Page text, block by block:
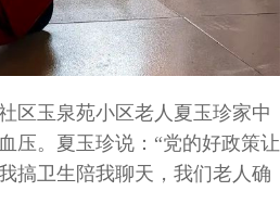
区玉泉苑小区老人夏玉珍家中
压。夏玉珍说：“党的好政策让
搞卫生陪我聊天，我们老人确